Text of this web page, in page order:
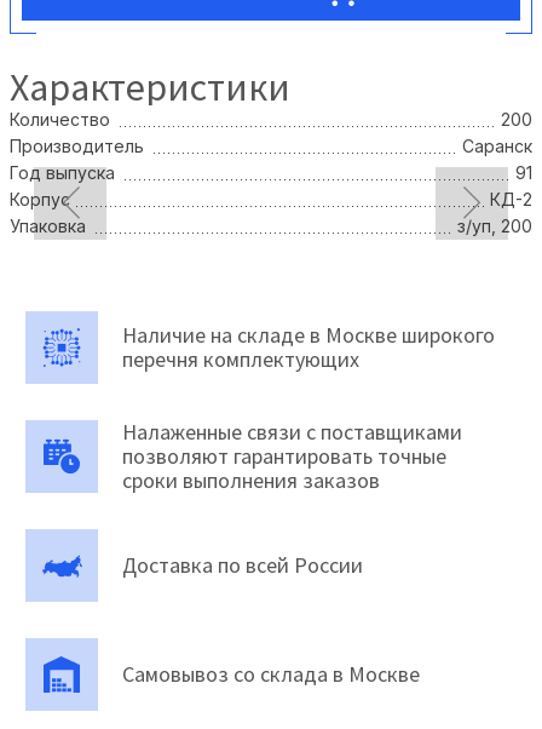
Характеристики
Количество
200
Производитель
Саранск
Год выпуска
91
Корпус
КД-2
Упаковка
з/уп, 200
Наличие на складе в Москве широкого
перечня комплектующих
Налаженные связи с поставщиками
позволяют гарантировать точные
сроки выполнения заказов
Доставка по всей России
Самовывоз со склада в Москве